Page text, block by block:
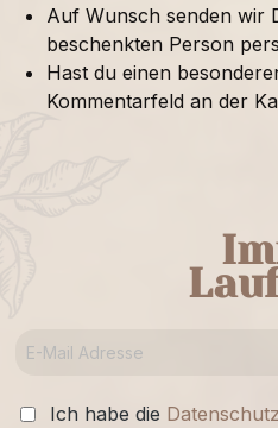
Auf Wunsch senden wir
beschenkten Person
Hast du einen
Kommentarfeld an der
Ich habe die